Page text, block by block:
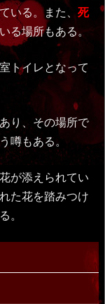
いる。また、 死
る場所もある。
トイレとなって
り、その場所で
噂もある。
が添えられてい
た花を踏みつけ
。